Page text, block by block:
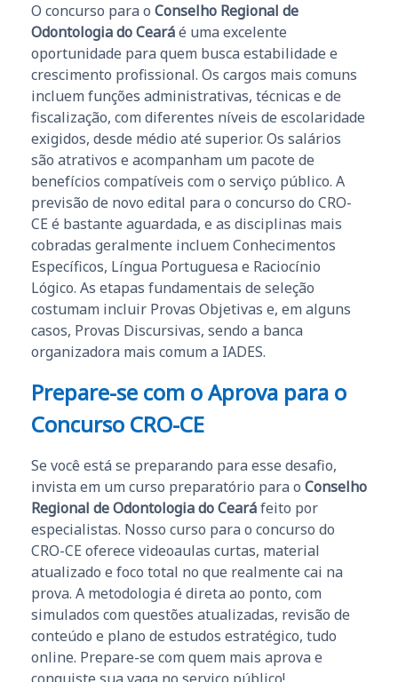
O concurso para o Conselho Regional de
Odontologia do Cearáé uma excelente
oportunidade para quem busca estabilidade e
crescimento profissional. Os cargos mais comuns
incluem funções administrativas, técnicas e de
fiscalização, com diferentes níveis de escolaridade
exigidos, desde médio até superior. Os salários
são atrativos e acompanham um pacote de
benefícios compatíveis com o serviço público. A
previsão de novo edital para o concurso do CRO-
CE é bastante aguardada, e as disciplinas mais
cobradas geralmente incluem Conhecimentos
Específicos, Língua Portuguesa e Raciocínio
Lógico. As etapas fundamentais de seleção
costumam incluir Provas Objetivas e, em alguns
casos, Provas Discursivas, sendo a banca
organizadora mais comum a IADES.
Prepare-se com o Aprova para o
Concurso CRO-CE
Se você está se preparando para esse desafio,
invista em um curso preparatório para o Conselho
Regional de Odontologia do Cearáfeito por
especialistas. Nosso curso para o concurso do
CRO-CE oferece videoaulas curtas, material
atualizado e foco total no que realmente cai na
prova. A metodologia é direta ao ponto, com
simulados com questões atualizadas, revisão de
conteúdo e plano de estudos estratégico, tudo
online. Prepare-se com quem mais aprova e